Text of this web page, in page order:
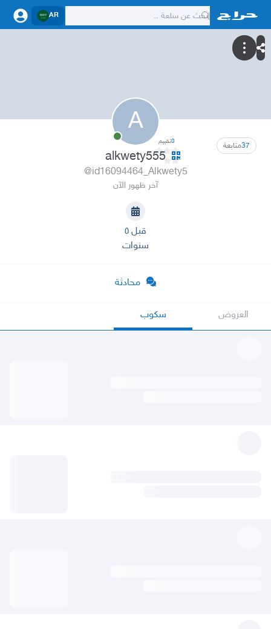
AR
A
37متابعة 0تقييم
alkwety555
@id16094464_Alkwety5
آخر ظهور الآن
قبل ٥
سنوات
محادثة
العروض سكوب